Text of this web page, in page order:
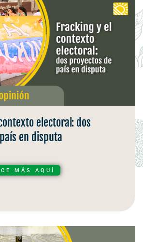
electoral: dos
en disputa
MÁS AQUÍ